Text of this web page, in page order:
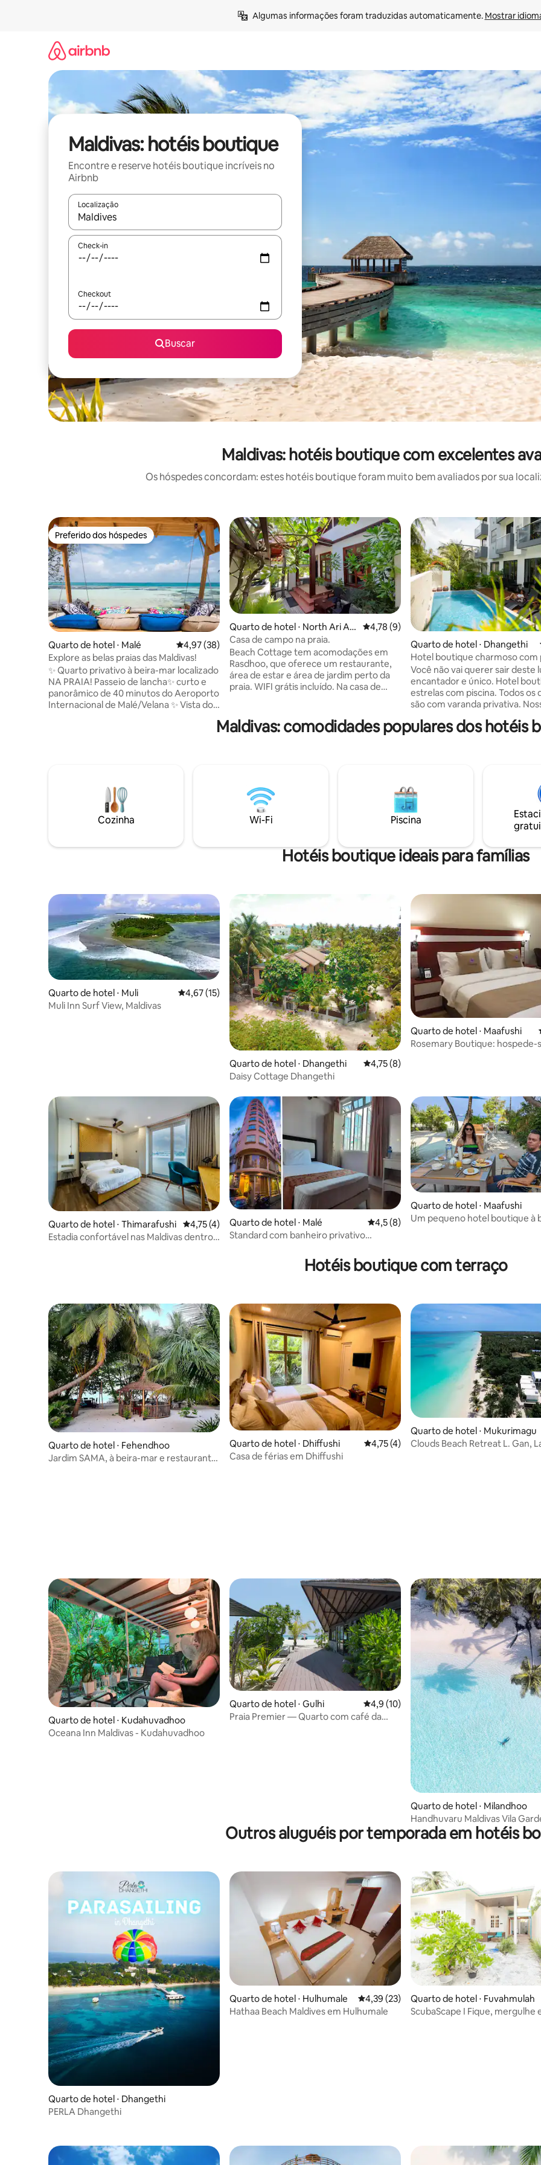
Algumas informações foram traduzidas automaticamente. Mostrar
Maldivas: hotéis boutique
Encontre e reserve hotéis boutique incríveis no
Airbnb
Localização
Quando os resultados estiverem disponíveis, explore-os usando as seta para cima e para baixo do teclado ou tocando
Check-in
Checkout
Buscar
Maldivas: hotéis boutique com excelentes
Os hóspedes concordam: estes hotéis boutique foram muito bem avaliados por sua
Preferido dos hóspedes
Preferido dos hóspedes
Quarto de hotel ⋅ Malé 4,97 de uma avaliação média de 5, 38 avaliações
4,97 (38)
Explore as belas praias das Maldivas!
✨ Quarto privativo à beira-mar localizado
NA PRAIA! Passeio de lancha✨ curto e
panorâmico de 40 minutos do Aeroporto
Internacional de Malé/Velana ✨ Vista do
visita a um bar flutuante O ✨ preço inclui
café da manhã diário, caiaque e
equipamento de mergulho com snorkel
**Por favor, observe $ 50 adicionais/noite
locais ** 🛥🛥🛥🛥🛥🛥🛥🛥🛥🛥🛥🛥🛥🛥
Quarto de hotel ⋅ North Ari At
oll
4,78 de uma avaliação média de 5, 9
4,78 (9)
Casa de campo na praia.
Beach Cottage tem acomodações em
Rasdhoo, que oferece um restaurante,
área de estar e área de jardim perto da
praia. WIFI grátis incluído. Na casa de
equipada com um chuveiro e produtos
de higiene pessoal gratuitos. Todos os
manhãs na casa de praia. O aeroporto
mais próximo é o Aeroporto de Male, a
59,5 km da propriedade.
Quarto de hotel ⋅ Dhangethi
Hotel boutique charmoso com
Você não vai querer sair deste
encantador e único. Hotel
estrelas com piscina. Todos os
são com varanda privativa.
quartos com vista para o mar.
Restaurante asiático no piso
espreguiçadeiras confortáveis,
e mesas. Organizamos
snorkel e mergulho para nadar
tubarões-baleia, Manta,
muitas outras excursões.
Maldivas: comodidades populares dos hotéis
Cozinha Wi-Fi Piscina
Hotéis boutique ideais para famílias
Quarto de hotel ⋅ Muli 4,67 de uma avaliação média de 5, 15 avaliações
4,67 (15)
Muli Inn Surf View, Maldivas
Quarto de hotel ⋅ Dhangethi 4,75 de uma avaliação média de 5, 8
4,75 (8)
Daisy Cottage Dhangethi
Quarto de hotel ⋅ Maafushi
Rosemary Boutique: hospede-
Quarto de hotel ⋅ Thimarafushi 4,75 de uma avaliação média de 5, 4 avaliações
4,75 (4)
Estadia confortável nas Maldivas dentro
Quarto de hotel ⋅ Malé 4,5 de uma avaliação média de 5, 8
4,5 (8)
Standard com banheiro privativo
Quarto de hotel ⋅ Maafushi
Um pequeno hotel boutique à
Hotéis boutique com terraço
Quarto de hotel ⋅ Fehendhoo
Jardim SAMA, à beira-mar e restaurante,
Quarto de hotel ⋅ Dhiffushi 4,75 de uma avaliação média de 5, 4
4,75 (4)
Casa de férias em Dhiffushi
Quarto de hotel ⋅ Mukurimagu
Clouds Beach Retreat L. Gan,
Quarto de hotel ⋅ Kudahuvadhoo
Oceana Inn Maldivas - Kudahuvadhoo
Quarto de hotel ⋅ Gulhi 4,9 de uma avaliação média de 5, 10
4,9 (10)
Praia Premier — Quarto com café da
Quarto de hotel ⋅ Milandhoo
Handhuvaru Maldivas Vila
05
Outros aluguéis por temporada em hotéis
Quarto de hotel ⋅ Dhangethi
PERLA Dhangethi
Quarto de hotel ⋅ Hulhumale 4,39 de uma avaliação média de 5, 23
4,39 (23)
Hathaa Beach Maldives em Hulhumale
Quarto de hotel ⋅ Fuvahmulah
ScubaScape I Fique, mergulhe